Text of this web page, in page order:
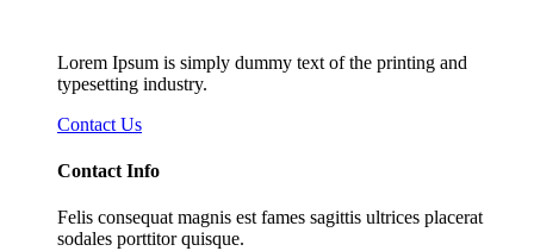
Lorem Ipsum is simply dummy text of the printing and
typesetting industry.
Contact Us
Contact Info
Felis consequat magnis est fames sagittis ultrices placerat
sodales porttitor quisque.